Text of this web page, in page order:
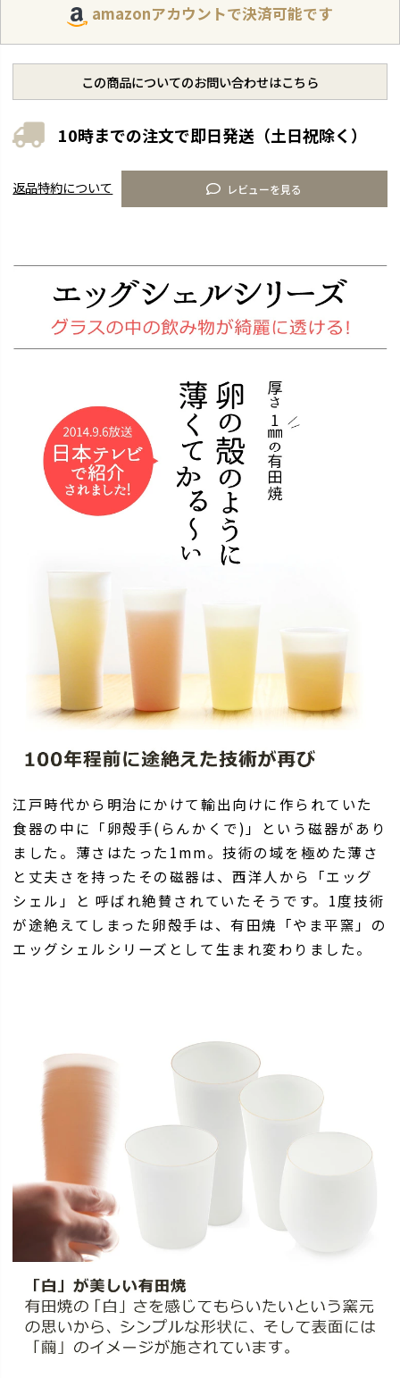
amazonアカウントで決済可能です
10時までの注文で即日発送（土日祝除く）
この商品についてのお問い合わせはこちら
レビューを見る
返品特約について
江戸時代から明治にかけて輸出向けに作られていた
食器の中に「卵殻手(らんかくで)」という磁器があり
ました。薄さはたった1mm。技術の域を極めた薄さ
と丈夫さを持ったその磁器は、西洋人から「エッグ
シェル」と 呼ばれ絶賛されていたそうです。1度技術
が途絶えてしまった卵殻手は、有田焼「やま平窯」の
エッグシェルシリーズとして生まれ変わりました。